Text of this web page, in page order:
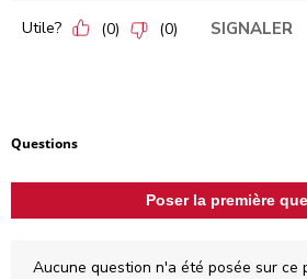
Utile? (0) (0) SIGNALER
Aucune question n'a été posée sur ce
Questions
Poser la première
Aucune question n'a été posée sur ce